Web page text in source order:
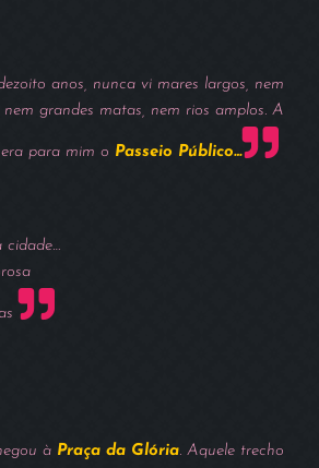
anos, nunca vi mares largos, nem
nem grandes matas, nem rios amplos. A
para mim o Passeio Público…
cidade…
à Praça da Glória. Aquele trecho